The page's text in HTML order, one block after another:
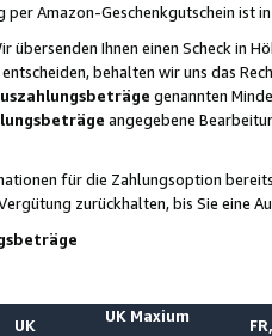
per Amazon-Geschenkgutschein ist
übersenden Ihnen einen Scheck in
behalten wir uns das
genannten
angegebene
für die Zahlungsoption
zurückhalten, bis Sie
UK
UK Maxium